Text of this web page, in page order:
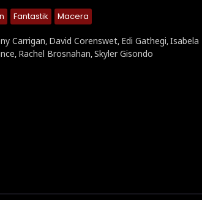
Fantastik Macera
Carrigan, David Corenswet, Edi Gathegi,Isabela
, Rachel Brosnahan,Skyler Gisondo